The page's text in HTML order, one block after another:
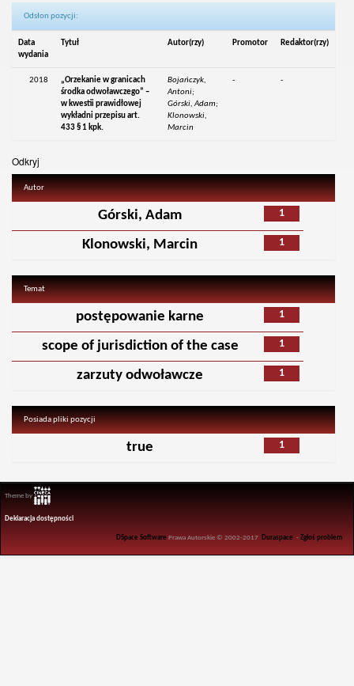
Odsłon pozycji:
Data
wydania
Tytuł Autor(rzy) Promotor Redaktor(rzy)
2018
„Orzekanie w granicach
środka odwoławczego” –
w kwestii prawidłowej
wykładni przepisu art.
433 § 1 kpk.
Bojańczyk,
Antoni;
Górski, Adam;
Klonowski,
Marcin
- -
Odkryj
Autor
1
Górski, Adam
1
Klonowski, Marcin
Temat
1
postępowanie karne
1
scope of jurisdiction of the case
1
zarzuty odwoławcze
Posiada pliki pozycji
1
true
Theme by
Deklaracja dostępności
DSpace Software Prawa Autorskie © 2002-2017 Duraspace -Zgłoś problem